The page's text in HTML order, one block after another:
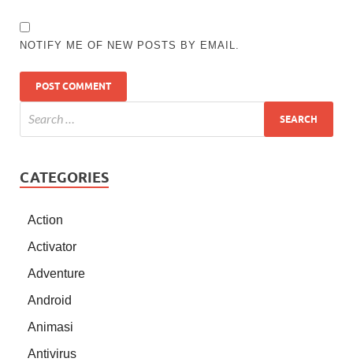
NOTIFY ME OF NEW POSTS BY EMAIL.
CATEGORIES
Action
Activator
Adventure
Android
Animasi
Antivirus